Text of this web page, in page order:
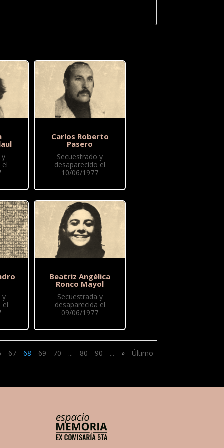
y
el
y
el
Carlos Roberto
Pasero
Secuestrado y
desaparecido el
10/06/1977
Beatriz Angélica
Ronco Mayol
Secuestrada y
desaparecida el
09/06/1977
67 68 69 70 ... 80 90 ... » Último